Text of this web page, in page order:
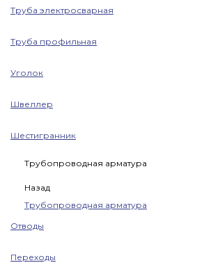
Труба электросварная
Труба профильная
Уголок
Швеллер
Шестигранник
Трубопроводная арматура
Назад
Трубопроводная арматура
Отводы
Переходы